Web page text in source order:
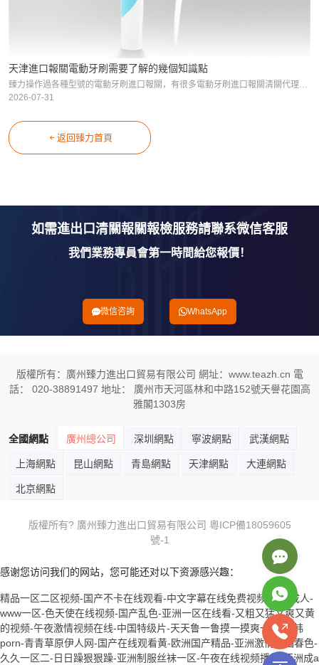
天津進口報關電動牙刷需要了解的幾個知識點
臻力操作過各種型號的電動牙刷進口報關，有很多電動牙刷進口報關清關代理的案例，如果您需要了解，可以點擊臻力官網電子電器代理案例專題欄目查看，如果您還想了解更多的案例，您可以聯系我們哦。我們公司在全國有1
2026-07-31
返回臻力首頁
如需進出口清關報關報檢服務請聯系微信客服
我們業務專員會第一時間給您報價！
微信咨詢 WhatsApp
版權所有：廣州臻力進出口貿易有限公司 網址：www.teazh.cn 電
話： 020-38891497 地址： 廣州市天河區林和中路152號天譽花園高
雅閣1303房
全國網點 廣州總公司 深圳網點 寧波網點 武漢網點
上海網點 昆山網點 青島網點 天津網點 大連網點
北京網點
版權所有? 廣州臻力進出口貿易有限公司 粵ICP備18059605
號-1
感谢您访问我们的网站，您可能还对以下资源感兴趣：
精品一区二区视频-国产不卡在线观看-中文字幕在线免费视频-奇米成人-
www一区-色天使在线视频-国产乱色-亚洲一区在线看-又粗又猛又爽又黄
的视频-午夜激情视频在线-中国特级片-天天鲁一鲁摸一摸爽一爽-日韩
porn-青青草原伊人网-国产在线观看黄-欧洲国产精品-亚洲激情校园春色-
久久一区二-日日躁狠狠躁-亚洲制服丝袜一区-午夜在线视频播放-亚洲成a